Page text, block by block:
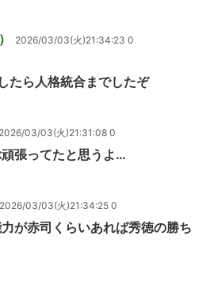
2026/03/03(火)21:34:23 0
たら人格統合までしたぞ
2026/03/03(火)21:31:08 0
張ってたと思うよ…
2026/03/03(火)21:34:25 0
が赤司くらいあれば秀徳の勝ち